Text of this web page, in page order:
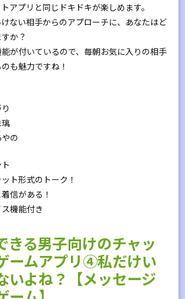
アプリと同じドキドキが楽しめます。
ない相手からのアプローチに、あなたはど
か？
が付いているので、毎朝お気に入りの相手
も魅力ですね！
の
ト形式のトーク！
信がある！
機能付き
きる男子向けのチャッ
ームアプリ④私だけい
いよね？【メッセージ